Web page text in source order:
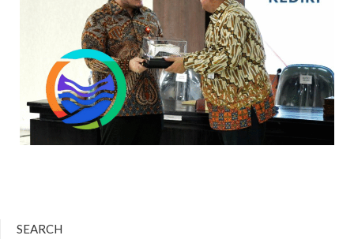
SEARCH